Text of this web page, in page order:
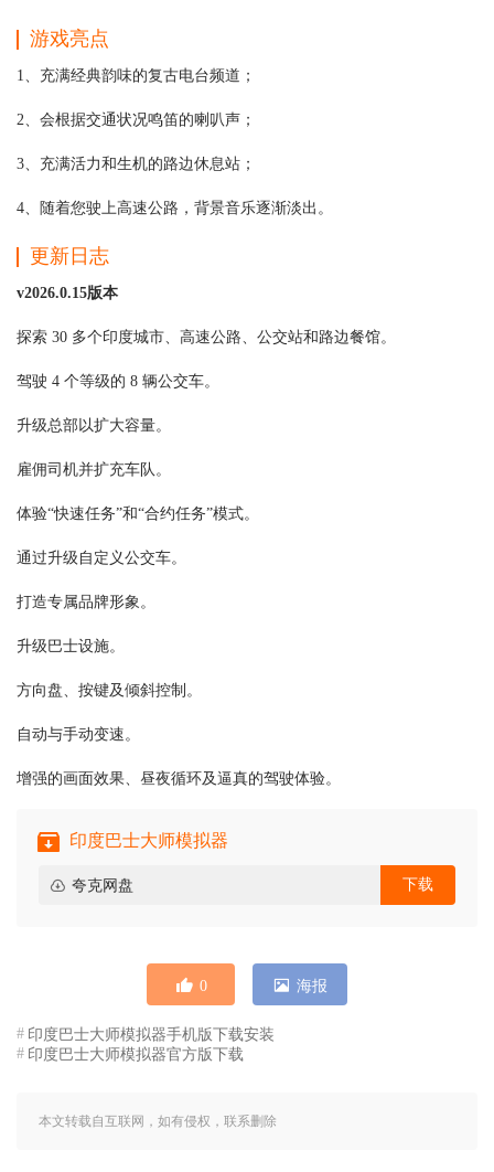
游戏亮点
1、充满经典韵味的复古电台频道；
2、会根据交通状况鸣笛的喇叭声；
3、充满活力和生机的路边休息站；
4、随着您驶上高速公路，背景音乐逐渐淡出。
更新日志
v2026.0.15版本
探索 30 多个印度城市、高速公路、公交站和路边餐馆。
驾驶 4 个等级的 8 辆公交车。
升级总部以扩大容量。
雇佣司机并扩充车队。
体验“快速任务”和“合约任务”模式。
通过升级自定义公交车。
打造专属品牌形象。
升级巴士设施。
方向盘、按键及倾斜控制。
自动与手动变速。
增强的画面效果、昼夜循环及逼真的驾驶体验。
印度巴士大师模拟器
夸克网盘 下载
0 海报
印度巴士大师模拟器手机版下载安装
印度巴士大师模拟器官方版下载
本文转载自互联网，如有侵权，联系删除